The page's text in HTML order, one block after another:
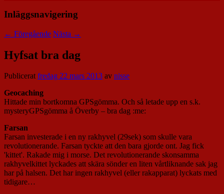
Inläggsnavigering
← Föregående Nästa →
Hyfsat bra dag
Publiceratfredag 22 mars 2013 av nisse
Geocaching
Hittade min bortkomna GPSgömma. Och så letade upp en s.k.
mysteryGPSgömma å Överby – bra dag :me:
Farsan
Farsan investerade i en ny rakhyvel (29sek) som skulle vara
revolutionerande. Farsan tyckte att den bara gjorde ont. Jag fick
'kittet'. Rakade mig i morse. Det revolutionerande skonsamma
rakhyvelkittet lyckades att skära sönder en liten vårtliknande sak jag
har på halsen. Det har ingen rakhyvel (eller rakapparat) lyckats med
tidigare…